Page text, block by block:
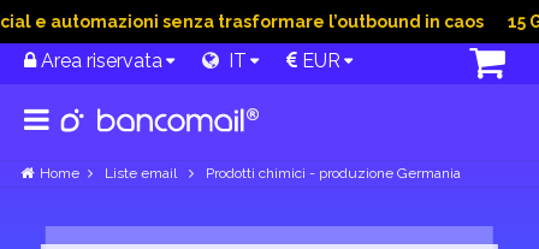
automazioni senza trasformare l’outbound in caos 15
Area riservata IT EUR
Home Liste email Prodotti chimici - produzione Germania